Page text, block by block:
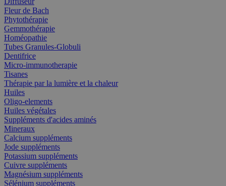
Fleur de Bach
Phytothérapie
Gemmothérapie
Homéopathie
Tubes Granules-Globuli
Dentifrice
Micro-immunotherapie
Tisanes
Thérapie par la lumière et la chaleur
Huiles
Oligo-elements
Huiles végétales
Suppléments d'acides aminés
Mineraux
Calcium suppléments
Jode suppléments
Potassium suppléments
Cuivre suppléments
Magnésium suppléments
Sélénium suppléments